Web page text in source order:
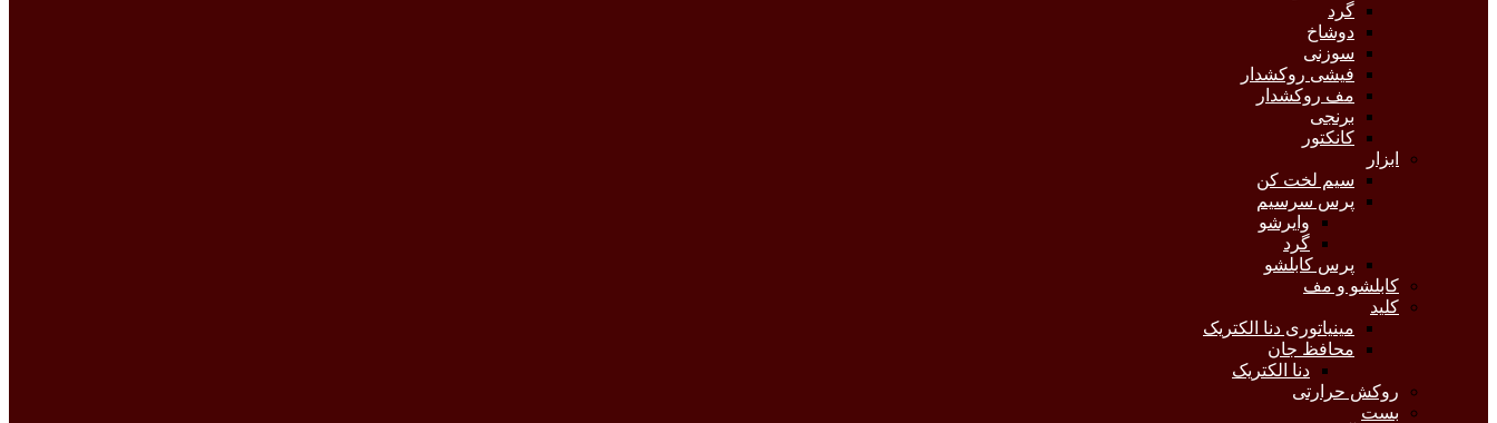
گرد
دوشاخ
سوزنی
فیشی روکشدار
مف روکشدار
برنجی
کانکتور
ابزار
سیم لخت کن
پرس سرسیم
وایرشو
گرد
پرس کابلشو
کابلشو و مف
کلید
مینیاتوری دنا الکتریک
محافظ جان
دنا الکتریک
روکش حرارتی
بست